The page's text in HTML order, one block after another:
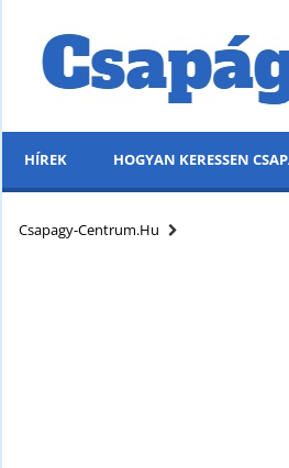
HÍREK HOGYAN KERESSEN
MENÜ
Csapagy-Centrum.hu